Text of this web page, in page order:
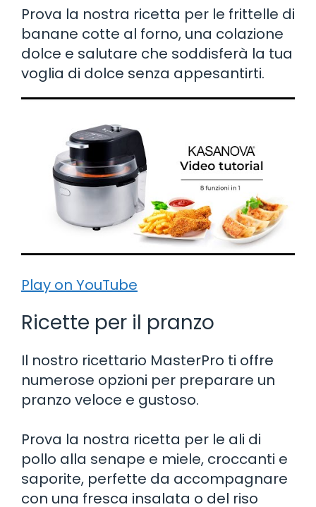
Prova la nostra ricetta per le frittelle di
banane cotte al forno, una colazione
dolce e salutare che soddisferà la tua
voglia di dolce senza appesantirti.
Play on YouTube
Ricette per il pranzo
Il nostro ricettario MasterPro ti offre
numerose opzioni per preparare un
pranzo veloce e gustoso.
Prova la nostra ricetta per le ali di
pollo alla senape e miele, croccanti e
saporite, perfette da accompagnare
con una fresca insalata o del riso